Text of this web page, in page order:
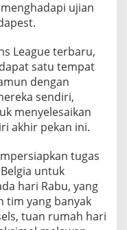
ujian
League terbaru,
satu tempat
dengan
sendiri,
menyelesaikan
akhir pekan ini.
tugas
untuk
hari Rabu, yang
tim yang banyak
tuan rumah hari